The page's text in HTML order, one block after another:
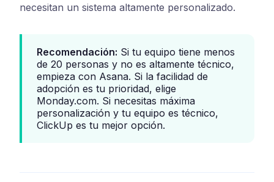
necesitan un sistema altamente personalizado.
Recomendación: Si tu equipo tiene menos
de 20 personas y no es altamente técnico,
empieza con Asana. Si la facilidad de
adopción es tu prioridad, elige
Monday.com. Si necesitas máxima
personalización y tu equipo es técnico,
ClickUp es tu mejor opción.